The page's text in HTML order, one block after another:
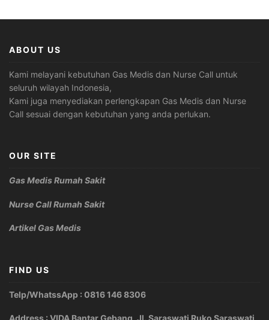
ABOUT US
Kami melayani kebutuhan Gas Medis dan Nurse Call untuk
seluruh wilayah Indonesia,
Kami juga menyediakan perlengkapan Gas Medis dan Nurse
Call sesuai dengan kebutuhan yang anda perlukan.
OUR SITE
Gas Medis Rumah Sakit
Nurse Call Rumah Sakit
Artikel Gas Medis
FIND US
Telp/WhatssApp : 0816 146 8306
Address : VIDA Bantar Gebang, Jl. Saraswati Ruko Saraswati